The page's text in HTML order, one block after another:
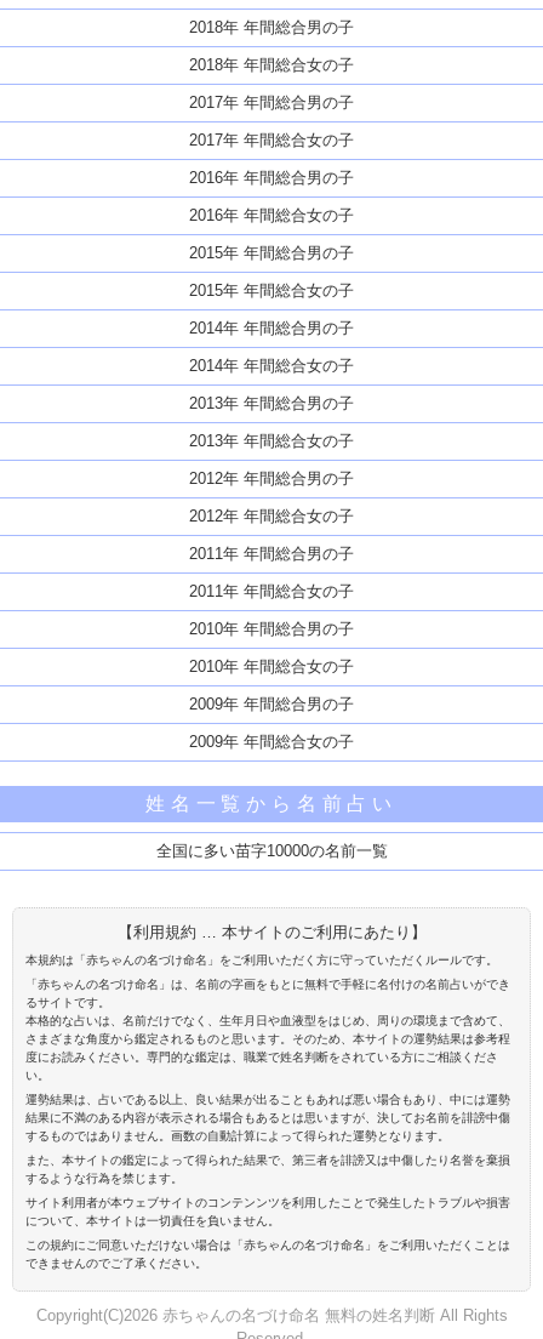
2018年 年間総合男の子
2018年 年間総合女の子
2017年 年間総合男の子
2017年 年間総合女の子
2016年 年間総合男の子
2016年 年間総合女の子
2015年 年間総合男の子
2015年 年間総合女の子
2014年 年間総合男の子
2014年 年間総合女の子
2013年 年間総合男の子
2013年 年間総合女の子
2012年 年間総合男の子
2012年 年間総合女の子
2011年 年間総合男の子
2011年 年間総合女の子
2010年 年間総合男の子
2010年 年間総合女の子
2009年 年間総合男の子
2009年 年間総合女の子
姓名一覧から名前占い
全国に多い苗字10000の名前一覧
【利用規約 … 本サイトのご利用にあたり】
本規約は「赤ちゃんの名づけ命名」をご利用いただく方に守っていただくルールです。
「赤ちゃんの名づけ命名」は、名前の字画をもとに無料で手軽に名付けの名前占いができ
るサイトです。
本格的な占いは、名前だけでなく、生年月日や血液型をはじめ、周りの環境まで含めて、
さまざまな角度から鑑定されるものと思います。そのため、本サイトの運勢結果は参考程
度にお読みください。専門的な鑑定は、職業で姓名判断をされている方にご相談くださ
い。
運勢結果は、占いである以上、良い結果が出ることもあれば悪い場合もあり、中には運勢
結果に不満のある内容が表示される場合もあるとは思いますが、決してお名前を誹謗中傷
するものではありません。画数の自動計算によって得られた運勢となります。
また、本サイトの鑑定によって得られた結果で、第三者を誹謗又は中傷したり名誉を棄損
するような行為を禁じます。
サイト利用者が本ウェブサイトのコンテンンツを利用したことで発生したトラブルや損害
について、本サイトは一切責任を負いません。
この規約にご同意いただけない場合は「赤ちゃんの名づけ命名」をご利用いただくことは
できませんのでご了承ください。
Copyright(C)2026 赤ちゃんの名づけ命名 無料の姓名判断 All Rights